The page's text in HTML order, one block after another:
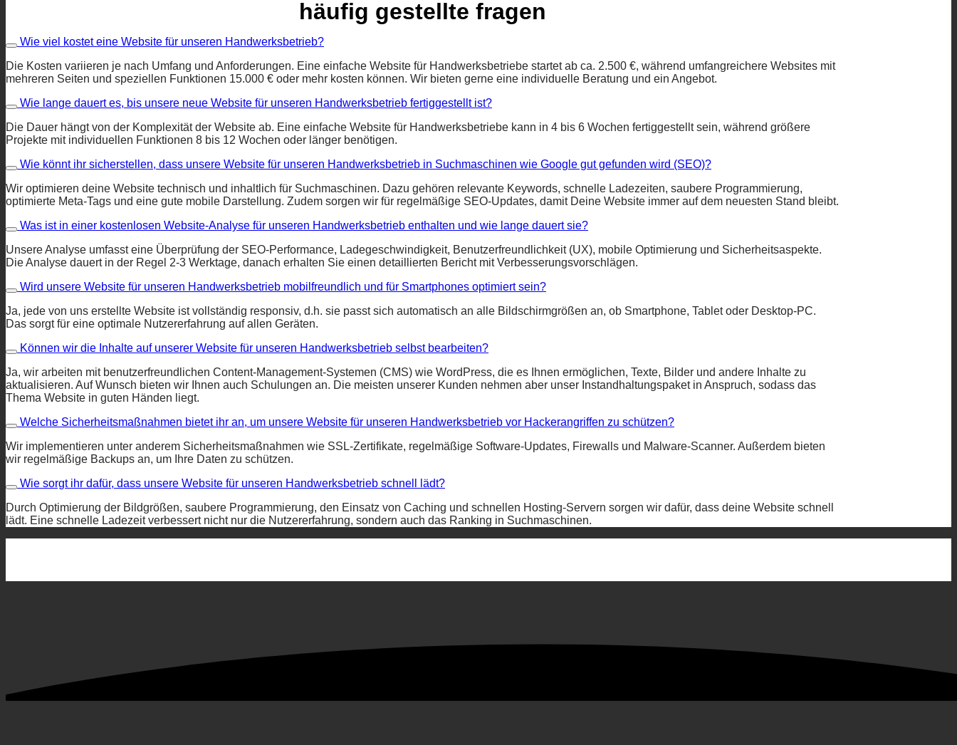
häufig gestellte fragen
Wie viel kostet eine Website für unseren Handwerksbetrieb?
Die Kosten variieren je nach Umfang und Anforderungen. Eine einfache Website für Handwerksbetriebe startet ab ca. 2.500 €, während umfangreichere Websites mit
mehreren Seiten und speziellen Funktionen 15.000 € oder mehr kosten können. Wir bieten gerne eine individuelle Beratung und ein Angebot.
Wie lange dauert es, bis unsere neue Website für unseren Handwerksbetrieb fertiggestellt ist?
Die Dauer hängt von der Komplexität der Website ab. Eine einfache Website für Handwerksbetriebe kann in 4 bis 6 Wochen fertiggestellt sein, während größere
Projekte mit individuellen Funktionen 8 bis 12 Wochen oder länger benötigen.
Wie könnt ihr sicherstellen, dass unsere Website für unseren Handwerksbetrieb in Suchmaschinen wie Google gut gefunden wird (SEO)?
Wir optimieren deine Website technisch und inhaltlich für Suchmaschinen. Dazu gehören relevante Keywords, schnelle Ladezeiten, saubere Programmierung,
optimierte Meta-Tags und eine gute mobile Darstellung. Zudem sorgen wir für regelmäßige SEO-Updates, damit Deine Website immer auf dem neuesten Stand bleibt.
Was ist in einer kostenlosen Website-Analyse für unseren Handwerksbetrieb enthalten und wie lange dauert sie?
Unsere Analyse umfasst eine Überprüfung der SEO-Performance, Ladegeschwindigkeit, Benutzerfreundlichkeit (UX), mobile Optimierung und Sicherheitsaspekte.
Die Analyse dauert in der Regel 2-3 Werktage, danach erhalten Sie einen detaillierten Bericht mit Verbesserungsvorschlägen.
Wird unsere Website für unseren Handwerksbetrieb mobilfreundlich und für Smartphones optimiert sein?
Ja, jede von uns erstellte Website ist vollständig responsiv, d.h. sie passt sich automatisch an alle Bildschirmgrößen an, ob Smartphone, Tablet oder Desktop-PC.
Das sorgt für eine optimale Nutzererfahrung auf allen Geräten.
Können wir die Inhalte auf unserer Website für unseren Handwerksbetrieb selbst bearbeiten?
Ja, wir arbeiten mit benutzerfreundlichen Content-Management-Systemen (CMS) wie WordPress, die es Ihnen ermöglichen, Texte, Bilder und andere Inhalte zu
aktualisieren. Auf Wunsch bieten wir Ihnen auch Schulungen an. Die meisten unserer Kunden nehmen aber unser Instandhaltungspaket in Anspruch, sodass das
Thema Website in guten Händen liegt.
Welche Sicherheitsmaßnahmen bietet ihr an, um unsere Website für unseren Handwerksbetrieb vor Hackerangriffen zu schützen?
Wir implementieren unter anderem Sicherheitsmaßnahmen wie SSL-Zertifikate, regelmäßige Software-Updates, Firewalls und Malware-Scanner. Außerdem bieten
wir regelmäßige Backups an, um Ihre Daten zu schützen.
Wie sorgt ihr dafür, dass unsere Website für unseren Handwerksbetrieb schnell lädt?
Durch Optimierung der Bildgrößen, saubere Programmierung, den Einsatz von Caching und schnellen Hosting-Servern sorgen wir dafür, dass deine Website schnell
lädt. Eine schnelle Ladezeit verbessert nicht nur die Nutzererfahrung, sondern auch das Ranking in Suchmaschinen.